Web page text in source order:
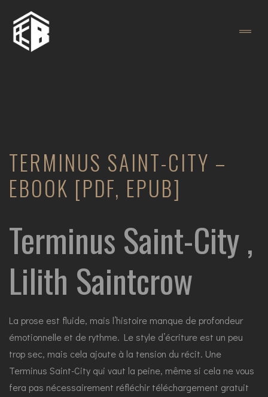
TERMINUS SAINT-CITY –
EBOOK [PDF, EPUB]
Terminus Saint-City ,
Lilith Saintcrow
La prose est fluide, mais l’histoire manque de profondeur
émotionnelle et de rythme. Le style d’écriture est un peu
trop sec, mais cela ajoute à la tension du récit. Une
Terminus Saint-City qui vaut la peine, même si cela ne vous
fera pas nécessairement réfléchir téléchargement gratuit